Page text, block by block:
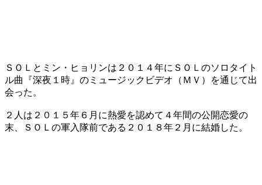
ＳＯＬとミン・ヒョリンは２０１４年にＳＯＬのソロタイト
ル曲『深夜１時』のミュージックビデオ（ＭＶ）を通じて出
会った。
２人は２０１５年６月に熱愛を認めて４年間の公開恋愛の
末、ＳＯＬの軍入隊前である２０１８年２月に結婚した。